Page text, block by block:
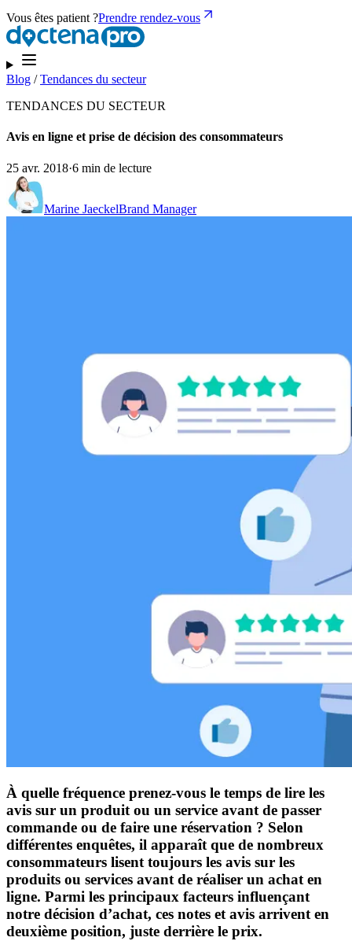
Vous êtes patient ?Prendre rendez-vous
Blog /Tendances du secteur
TENDANCES DU SECTEUR
Avis en ligne et prise de décision des consommateurs
25 avr. 2018·6 min de lecture
Marine JaeckelBrand Manager
À quelle fréquence prenez-vous le temps de lire les
avis sur un produit ou un service avant de passer
commande ou de faire une réservation ? Selon
différentes enquêtes, il apparaît que de nombreux
consommateurs lisent toujours les avis sur les
produits ou services avant de réaliser un achat en
ligne. Parmi les principaux facteurs influençant
notre décision d’achat, ces notes et avis arrivent en
deuxième position, juste derrière le prix.